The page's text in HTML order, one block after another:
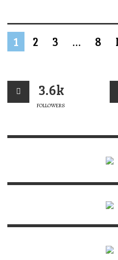
1 2 3 … 8
3.6k
FOLLOWERS